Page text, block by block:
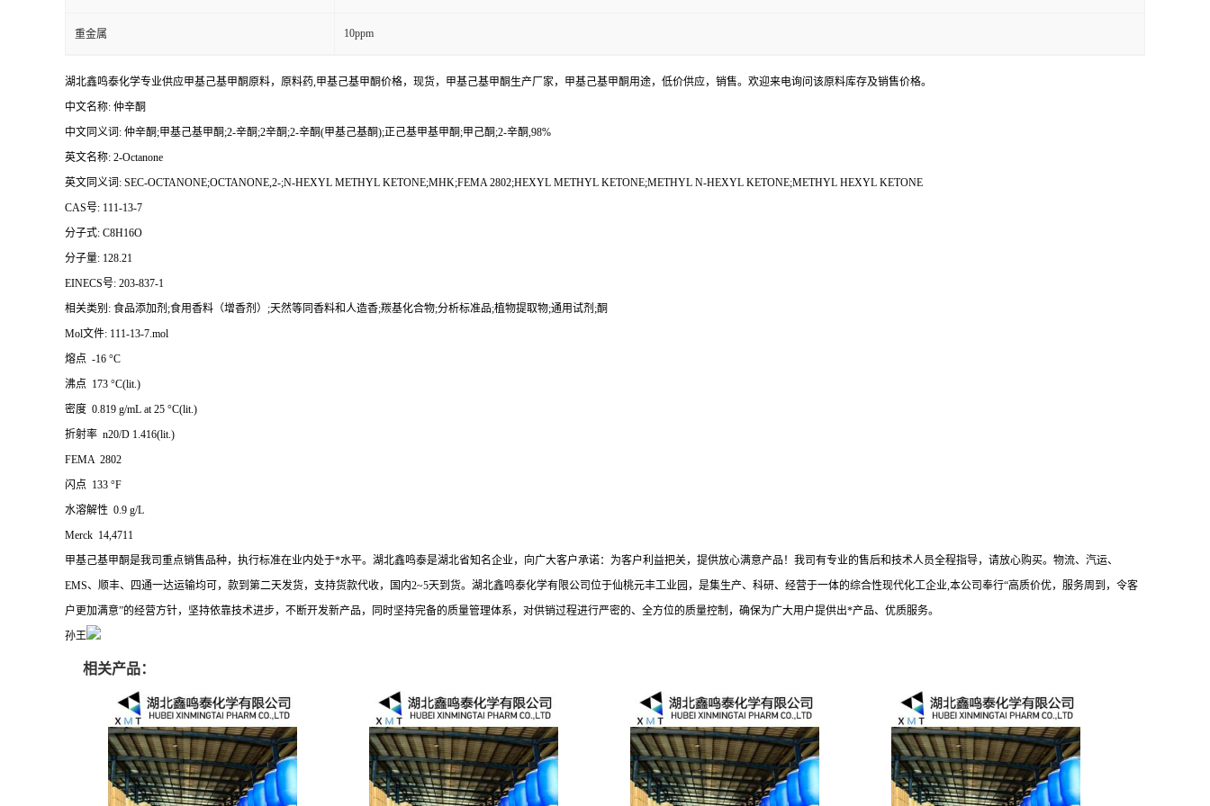
重金属 10ppm
湖北鑫鸣泰化学专业供应甲基己基甲酮原料，原料药,甲基己基甲酮价格，现货，甲基己基甲酮生产厂家，甲基己基甲酮用途，低价供应，销售。欢迎来电询问该原料库存及销售价格。
中文名称: 仲辛酮
中文同义词: 仲辛酮;甲基己基甲酮;2-辛酮;2辛酮;2-辛酮(甲基己基酮);正己基甲基甲酮;甲己酮;2-辛酮,98%
英文名称: 2-Octanone
英文同义词: SEC-OCTANONE;OCTANONE,2-;N-HEXYL METHYL KETONE;MHK;FEMA 2802;HEXYL METHYL KETONE;METHYL N-HEXYL KETONE;METHYL HEXYL KETONE
CAS号: 111-13-7
分子式: C8H16O
分子量: 128.21
EINECS号: 203-837-1
相关类别: 食品添加剂;食用香料（增香剂）;天然等同香料和人造香;羰基化合物;分析标准品;植物提取物;通用试剂;酮
Mol文件: 111-13-7.mol
熔点 -16 °C
沸点 173 °C(lit.)
密度 0.819 g/mL at 25 °C(lit.)
折射率 n20/D 1.416(lit.)
FEMA 2802
闪点 133 °F
水溶解性 0.9 g/L
Merck 14,4711
甲基己基甲酮是我司重点销售品种，执行标准在业内处于*水平。湖北鑫鸣泰是湖北省知名企业，向广大客户承诺：为客户利益把关，提供放心满意产品！我司有专业的售后和技术人员全程指导，请放心购买。物流、汽运、
EMS、顺丰、四通一达运输均可，款到第二天发货，支持货款代收，国内2~5天到货。湖北鑫鸣泰化学有限公司位于仙桃元丰工业园，是集生产、科研、经营于一体的综合性现代化工企业,本公司奉行“高质价优，服务周到，令客
户更加满意”的经营方针，坚持依靠技术进步，不断开发新产品，同时坚持完备的质量管理体系，对供销过程进行严密的、全方位的质量控制，确保为广大用户提供出*产品、优质服务。
孙王
相关产品：